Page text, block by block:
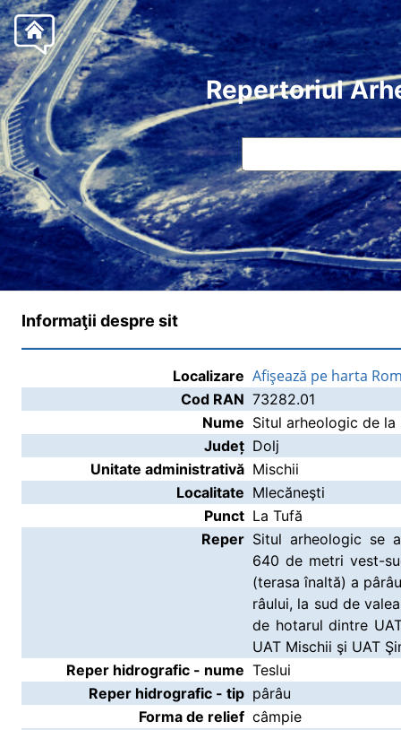
Repertoriul
Informaţii despre sit
Localizare Afişează pe harta
Cod RAN 73282.01
Nume Situl arheologic de
Județ Dolj
Unitate administrativă Mischii
Localitate Mlecăneşti
Punct La Tufă
Reper Situl arheologic se
640 de metri vest-
(terasa înaltă) a
râului, la sud de
de hotarul dintre
UAT Mischii şi UAT
Reper hidrografic - nume Teslui
Reper hidrografic - tip pârâu
Forma de relief câmpie